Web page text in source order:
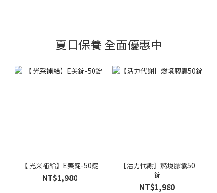
夏日保養 全面優惠中
【 光采補給】E美錠-50錠
NT$1,980
【活力代謝】燃境膠囊50
錠
NT$1,980